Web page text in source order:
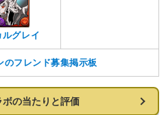
ルグレイ
のフレンド募集掲示板
の当たりと評価